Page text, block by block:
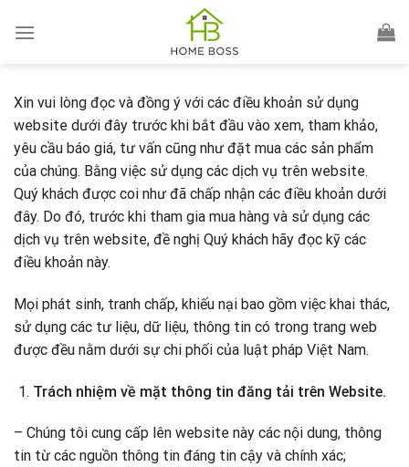
Xin vui lòng đọc và đồng ý với các điều khoản sử dụng
website dưới đây trước khi bắt đầu vào xem, tham khảo,
yêu cầu báo giá, tư vấn cũng như đặt mua các sản phẩm
của chúng. Bằng việc sử dụng các dịch vụ trên website.
Quý khách được coi như đã chấp nhận các điều khoản dưới
đây. Do đó, trước khi tham gia mua hàng và sử dụng các
dịch vụ trên website, đề nghị Quý khách hãy đọc kỹ các
điều khoản này.
Mọi phát sinh, tranh chấp, khiếu nại bao gồm việc khai thác,
sử dụng các tư liệu, dữ liệu, thông tin có trong trang web
được đều nằm dưới sự chi phối của luật pháp Việt Nam.
Trách nhiệm về mặt thông tin đăng tải trên Website.
– Chúng tôi cung cấp lên website này các nội dung, thông
tin từ các nguồn thông tin đáng tin cậy và chính xác;